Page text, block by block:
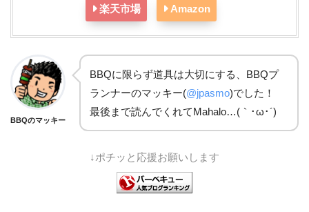
楽天市場 Amazon
BBQのマッキー
BBQに限らず道具は大切にする、BBQプ
ランナーのマッキー(@jpasmo)でした！
最後まで読んでくれてMahalo…(｀･ω･´)ゞ
↓ポチッと応援お願いします